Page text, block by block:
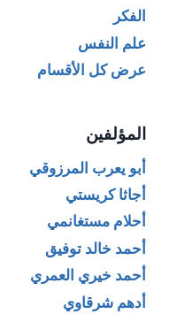
الفكر
علم النفس
عرض كل الأقسام
المؤلفين
أبو يعرب المرزوقي
أجاثا كريستي
أحلام مستغانمي
أحمد خالد توفيق
أحمد خيري العمري
أدهم شرقاوي